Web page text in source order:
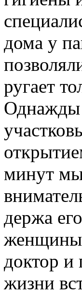
дома у
ругает
Однажды
минут
держа
женщины,
доктор и
жизни